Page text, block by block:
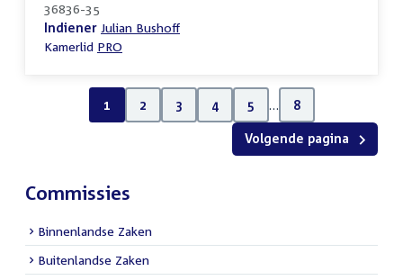
36836-35
Indiener Julian Bushoff
Kamerlid PRO
1 2 3 4 5 … 8
Volgende pagina
Commissies
Binnenlandse Zaken
Buitenlandse Zaken